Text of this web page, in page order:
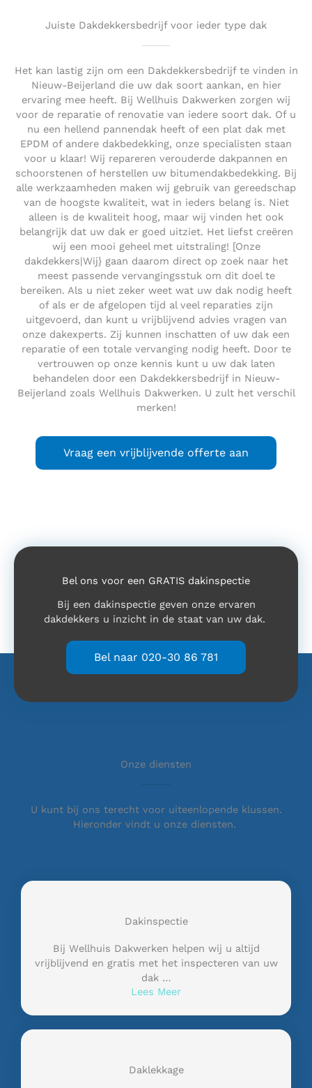
Juiste Dakdekkersbedrijf voor ieder type dak
Het kan lastig zijn om een Dakdekkersbedrijf te vinden in
Nieuw-Beijerland die uw dak soort aankan, en hier
ervaring mee heeft. Bij Wellhuis Dakwerken zorgen wij
voor de reparatie of renovatie van iedere soort dak. Of u
nu een hellend pannendak heeft of een plat dak met
EPDM of andere dakbedekking, onze specialisten staan
voor u klaar! Wij repareren verouderde dakpannen en
schoorstenen of herstellen uw bitumendakbedekking. Bij
alle werkzaamheden maken wij gebruik van gereedschap
van de hoogste kwaliteit, wat in ieders belang is. Niet
alleen is de kwaliteit hoog, maar wij vinden het ook
belangrijk dat uw dak er goed uitziet. Het liefst creëren
wij een mooi geheel met uitstraling! [Onze
dakdekkers|Wij} gaan daarom direct op zoek naar het
meest passende vervangingsstuk om dit doel te
bereiken. Als u niet zeker weet wat uw dak nodig heeft
of als er de afgelopen tijd al veel reparaties zijn
uitgevoerd, dan kunt u vrijblijvend advies vragen van
onze dakexperts. Zij kunnen inschatten of uw dak een
reparatie of een totale vervanging nodig heeft. Door te
vertrouwen op onze kennis kunt u uw dak laten
behandelen door een Dakdekkersbedrijf in Nieuw-
Beijerland zoals Wellhuis Dakwerken. U zult het verschil
merken!
Vraag een vrijblijvende offerte aan
Bel ons voor een GRATIS dakinspectie
Bij een dakinspectie geven onze ervaren
dakdekkers u inzicht in de staat van uw dak.
Bel naar 020-30 86 781
Onze diensten
U kunt bij ons terecht voor uiteenlopende klussen.
Hieronder vindt u onze diensten.
Dakinspectie
Bij Wellhuis Dakwerken helpen wij u altijd
vrijblijvend en gratis met het inspecteren van uw
dak …
Lees Meer
Daklekkage